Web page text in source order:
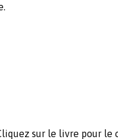
sur le livre pour le